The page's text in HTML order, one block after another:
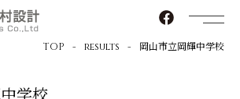
TOP results 岡山市立岡輝中学校